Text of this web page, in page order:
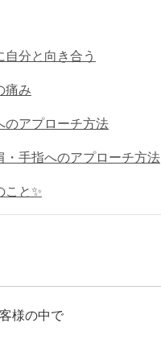
自分と向き合う
痛み
のアプローチ方法
・手指へのアプローチ方法
こと✨
様の中で